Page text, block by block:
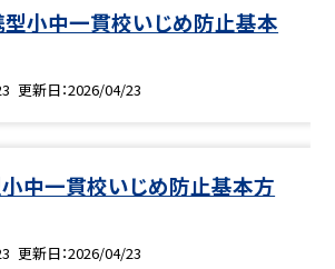
小中一貫校いじめ防止基本
更新日 2026/04/23
中一貫校いじめ防止基本方
更新日 2026/04/23